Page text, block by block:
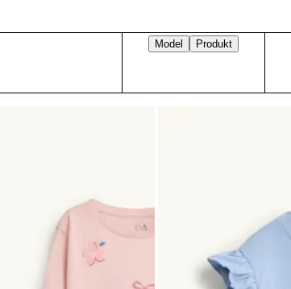
Model
Produkt